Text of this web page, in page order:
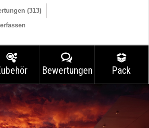
(313)
Bewertungen Pack